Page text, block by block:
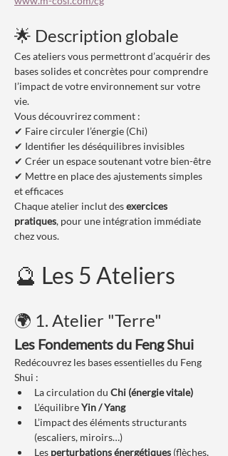
🌟 Description globale
Ces ateliers vous permettront d’acquérir des
bases solides et concrètes pour comprendre
l’impact de votre environnement sur votre
vie.
Vous découvrirez comment :
✔ Faire circuler l’énergie (Chi)
✔ Identifier les déséquilibres invisibles
✔ Créer un espace soutenant votre bien-être
✔ Mettre en place des ajustements simples
et efficaces
Chaque atelier inclut des exercices
pratiques, pour une intégration immédiate
chez vous.
🔮 Les 5 Ateliers
🌍 1. Atelier "Terre"
Les Fondements du Feng Shui
Redécouvrez les bases essentielles du Feng
Shui :
La circulation du Chi (énergie vitale)
L’équilibre Yin / Yang
L’impact des éléments structurants
(escaliers, miroirs…)
Les perturbations énergétiques (flèches,